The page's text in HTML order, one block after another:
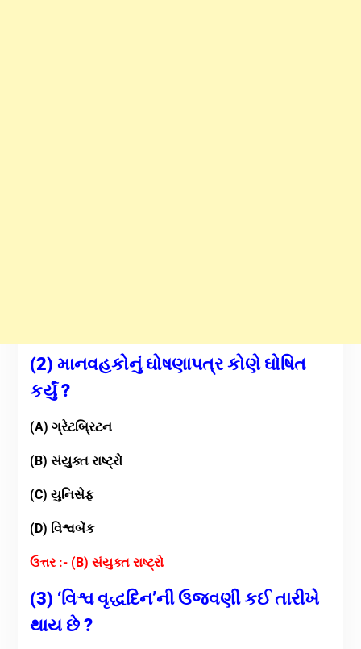
(2) માનવહકોનું ઘોષણાપત્ર કોણે ઘોષિત
કર્યું ?
(A) ગ્રેટબ્રિટન
(B) સંયુક્ત રાષ્ટ્રો
(C) યુનિસેફ
(D) વિશ્વબેંક
ઉત્તર :- (B) સંયુક્ત રાષ્ટ્રો
(3) ‘વિશ્વ વૃદ્ધદિન’ની ઉજવણી કઈ તારીખે
થાય છે ?